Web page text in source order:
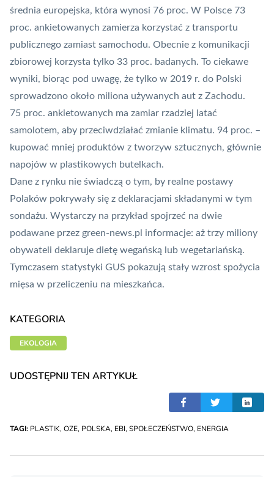
średnia europejska, która wynosi 76 proc. W Polsce 73
proc. ankietowanych zamierza korzystać z transportu
publicznego zamiast samochodu. Obecnie z komunikacji
zbiorowej korzysta tylko 33 proc. badanych. To ciekawe
wyniki, biorąc pod uwagę, że tylko w 2019 r. do Polski
sprowadzono około miliona używanych aut z Zachodu.
75 proc. ankietowanych ma zamiar rzadziej latać
samolotem, aby przeciwdziałać zmianie klimatu. 94 proc. –
kupować mniej produktów z tworzyw sztucznych, głównie
napojów w plastikowych butelkach.
Dane z rynku nie świadczą o tym, by realne postawy
Polaków pokrywały się z deklaracjami składanymi w tym
sondażu. Wystarczy na przykład spojrzeć na dwie
podawane przez green-news.pl informacje: aż trzy miliony
obywateli deklaruje dietę wegańską lub wegetariańską.
Tymczasem statystyki GUS pokazują stały wzrost spożycia
mięsa w przeliczeniu na mieszkańca.
KATEGORIA
EKOLOGIA
UDOSTĘPNIJ TEN ARTYKUŁ
TAGI: PLASTIK, OZE, POLSKA, EBI, SPOŁECZEŃSTWO, ENERGIA